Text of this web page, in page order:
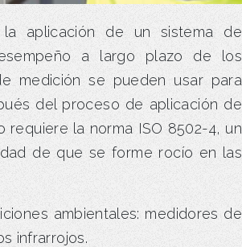
aplicación de un sistema de
a largo plazo de los
medición se pueden usar para
del proceso de aplicación de
la norma ISO 8502-4, un
de que se forme rocío en las
ambientales: medidores de
infrarrojos.